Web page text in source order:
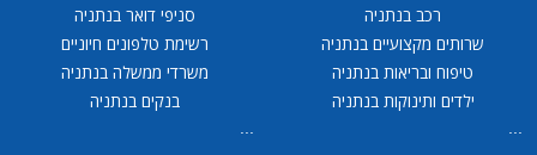
רכב בנתניה
שרותים מקצועיים בנתניה
טיפוח ובריאות בנתניה
ילדים ותינוקות בנתניה
...
סניפי דואר בנתניה
רשימת טלפונים חיוניים
משרדי ממשלה בנתניה
בנקים בנתניה
...